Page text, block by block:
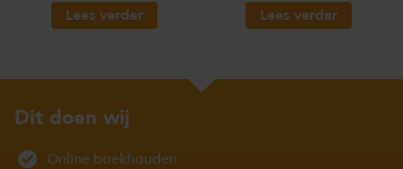
Lees verder Lees verder
Dit doen wij
Online boekhouden